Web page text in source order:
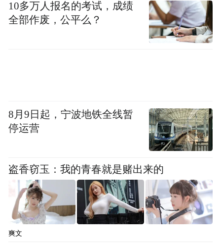
10多万人报名的考试，成绩
全部作废，公平么？
8月9日起，宁波地铁全线暂
停运营
盗香窃玉：我的青春就是赌出来的
爽文